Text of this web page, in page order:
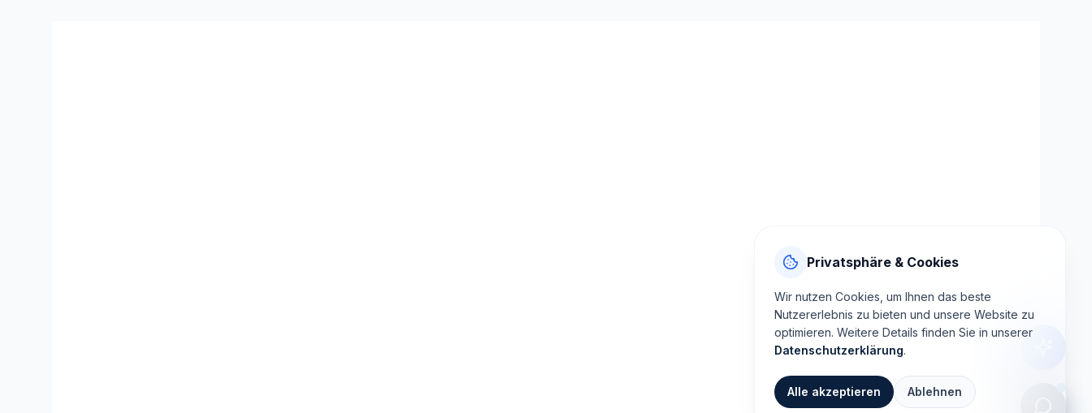
Privatsphäre & Cookies
Wir nutzen Cookies, um Ihnen das beste
Nutzererlebnis zu bieten und unsere Website zu
optimieren. Weitere Details finden Sie in unserer
Datenschutzerklärung.
Alle akzeptieren Ablehnen